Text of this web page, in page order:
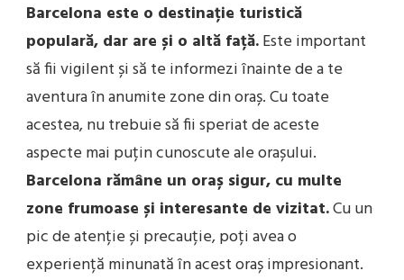
Barcelona este o destinație turistică
populară, dar are și o altă față.Este important
să fii vigilent și să te informezi înainte de a te
aventura în anumite zone din oraș. Cu toate
acestea, nu trebuie să fii speriat de aceste
aspecte mai puțin cunoscute ale orașului.
Barcelona rămâne un oraș sigur, cu multe
zone frumoase și interesante de vizitat.Cu un
pic de atenție și precauție, poți avea o
experiență minunată în acest oraș impresionant.